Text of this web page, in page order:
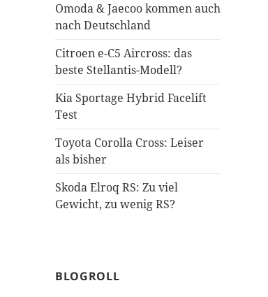
Omoda & Jaecoo kommen auch
nach Deutschland
Citroen e-C5 Aircross: das
beste Stellantis-Modell?
Kia Sportage Hybrid Facelift
Test
Toyota Corolla Cross: Leiser
als bisher
Skoda Elroq RS: Zu viel
Gewicht, zu wenig RS?
BLOGROLL